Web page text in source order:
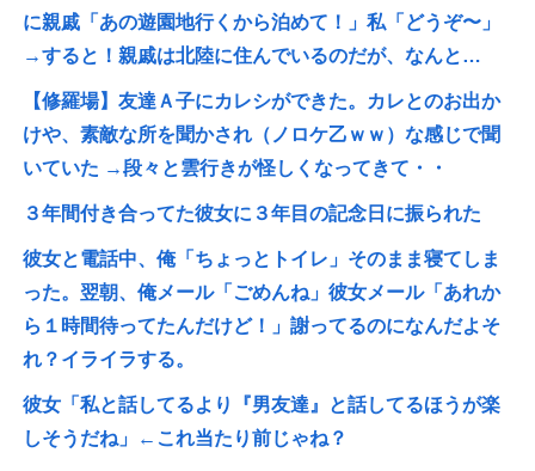
に親戚「あの遊園地行くから泊めて！」私「どうぞ〜」
→すると！親戚は北陸に住んでいるのだが、なんと…
【修羅場】友達Ａ子にカレシができた。カレとのお出か
けや、素敵な所を聞かされ（ノロケ乙ｗｗ）な感じで聞
いていた →段々と雲行きが怪しくなってきて・・
３年間付き合ってた彼女に３年目の記念日に振られた
彼女と電話中、俺「ちょっとトイレ」そのまま寝てしま
った。翌朝、俺メール「ごめんね」彼女メール「あれか
ら１時間待ってたんだけど！」謝ってるのになんだよそ
れ？イライラする。
彼女「私と話してるより『男友達』と話してるほうが楽
しそうだね」←これ当たり前じゃね？